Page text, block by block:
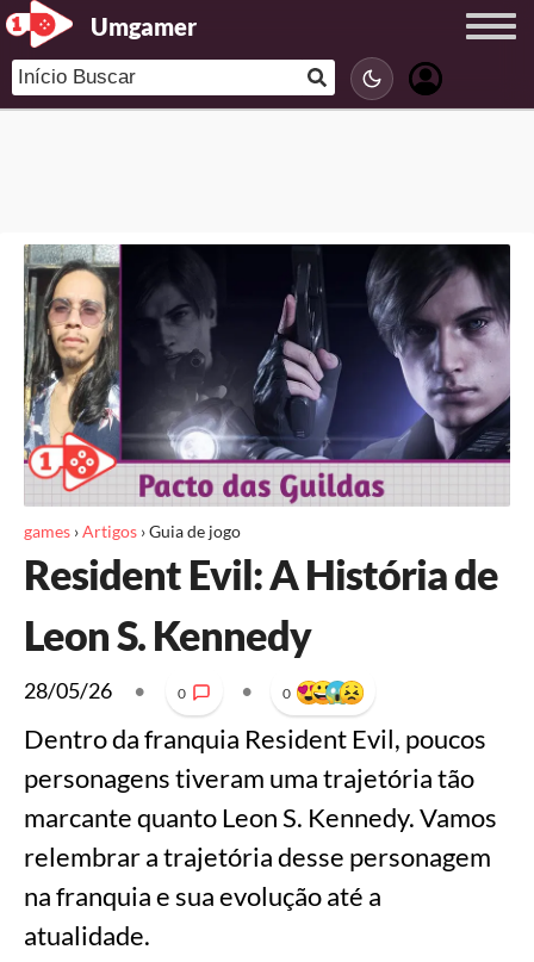
Umgamer
games ›Artigos ›Guia de jogo
Resident Evil: A História de
Leon S. Kennedy
28/05/26 • 0 • 0
Dentro da franquia Resident Evil, poucos
personagens tiveram uma trajetória tão
marcante quanto Leon S. Kennedy. Vamos
relembrar a trajetória desse personagem
na franquia e sua evolução até a
atualidade.